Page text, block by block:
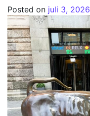
Posted on juli 3, 2026